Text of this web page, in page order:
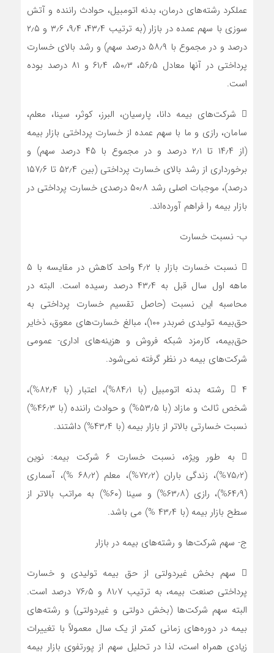
عملکرد رشته‌های درمان، بدنه اتومبیل، حوادث راننده و آتش
سوزی با سهم عمده در بازار (به ترتیب ۴۳٫۴، ۹٫۴، ۳٫۶ و ۲٫۵
درصد و در مجموع با ۵۸٫۹ درصد سهم) و رشد بالای خسارت
پرداختی در آنها معادل ۵۶٫۵، ۵۰٫۳، ۶۱٫۴ و ۸۱ درصد بوده
است.
 شرکت‌های بیمه دانا، پارسیان، البرز، کوثر، سینا، معلم،
سامان، رازی و ما با سهم عمده از خسارت پرداختی بازار بیمه
(از ۱۴٫۴ تا ۲٫۱ درصد و در مجموع با ۴۵ درصد سهم) و
برخورداری از رشد بالای خسارت پرداختی (بین ۵۲٫۴ تا ۱۵۷٫۶
درصد)، موجبات اصلی رشد ۵۰٫۸ درصدی خسارت پرداختی در
بازار بیمه را فراهم آورده‌اند.
ب- نسبت خسارت
 نسبت خسارت بازار با ۴٫۲ واحد کاهش در مقایسه با ۵
ماهه اول سال قبل به ۴۳٫۴ درصد رسیده است. البته در
محاسبه این نسبت (حاصل تقسیم خسارت پرداختی به
حق‌بیمه تولیدی ضربدر ۱۰۰)، مبالغ خسارت‌های معوق، ذخایر
حق‌بیمه، کارمزد شبکه فروش و هزینه‌های اداری- عمومی
شرکت‌های بیمه در نظر گرفته نمی‌شود.
 ۴ رشته‌ بدنه اتومبیل (با ۸۴٫۱%)، اعتبار (با ۸۲٫۴%)،
شخص ثالث و مازاد (با ۵۳٫۵%) و حوادث راننده (با ۴۶٫۳%)
نسبت خسارتی بالاتر از بازار بیمه (با ۴۳٫۴%) داشتند.
 به طور ویژه، نسبت خسارت ۶ شرکت بیمه: نوین
(۷۵٫۲%)، زندگی باران (۷۲٫۲%)، معلم (۶۸٫۲ %)، آسماری
(۶۴٫۹%)، رازی (۶۳٫۸%) و سینا (۶۰%) به مراتب بالاتر از
سطح بازار بیمه (با ۴۳٫۴ %) می باشد.
ج- سهم شرکت‌ها و رشته‌های بیمه در بازار
 سهم بخش غیردولتی از حق بیمه تولیدی و خسارت
پرداختی صنعت بیمه، به ترتیب ۸۱٫۷ و ۷۶٫۵ درصد است.
البته سهم شرکت‌ها (بخش دولتی و غیردولتی) و رشته‌‌های
بیمه در دوره‌های زمانی کمتر از یک سال معمولاً با تغییرات
زیادی همراه است، لذا در تحلیل سهم از پورتفوی بازار بیمه